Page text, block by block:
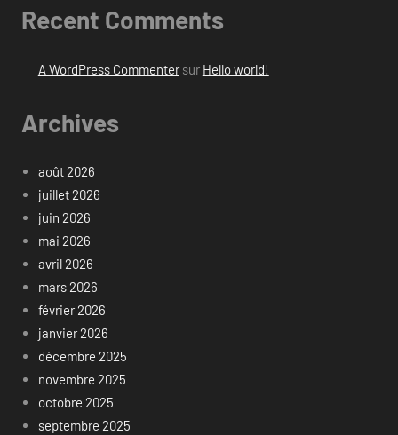
Recent Comments
A WordPress Commentersur Hello world!
Archives
août 2026
juillet 2026
juin 2026
mai 2026
avril 2026
mars 2026
février 2026
janvier 2026
décembre 2025
novembre 2025
octobre 2025
septembre 2025